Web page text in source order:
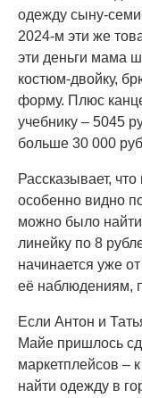
одежду сыну-
2024-м эти же
эти деньги мама
костюм-двойку,
форму. Плюс
учебнику – 5045
больше 30 000
Рассказывает,
особенно видно
можно было найти
линейку по 8
начинается уже
её наблюдениям,
Если Антон и
Майе пришлось
маркетплейсов –
найти одежду в